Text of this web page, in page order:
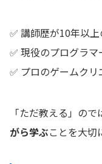
✅ 講師歴が10年以
✅ 現役のプログラ
✅ プロのゲームク
「ただ教える」ので
がら学ぶことを大切